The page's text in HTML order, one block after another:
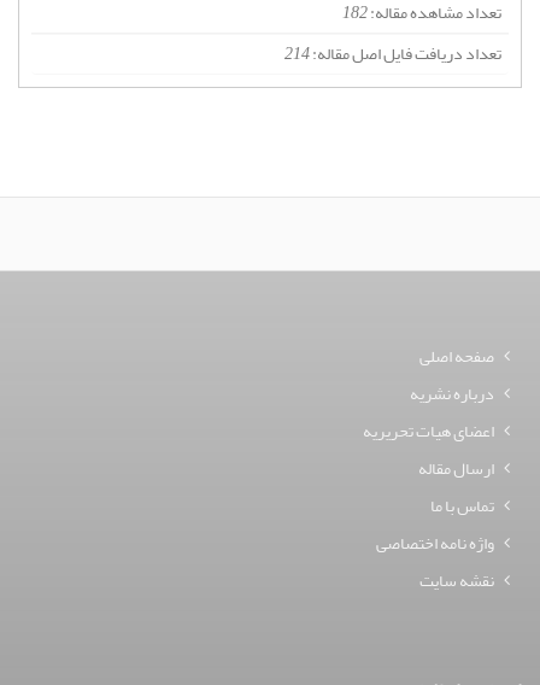
تعداد مشاهده مقاله:182
تعداد دریافت فایل اصل مقاله:214
صفحه اصلی
درباره نشریه
اعضای هیات تحریریه
ارسال مقاله
تماس با ما
واژه نامه اختصاصی
نقشه سایت